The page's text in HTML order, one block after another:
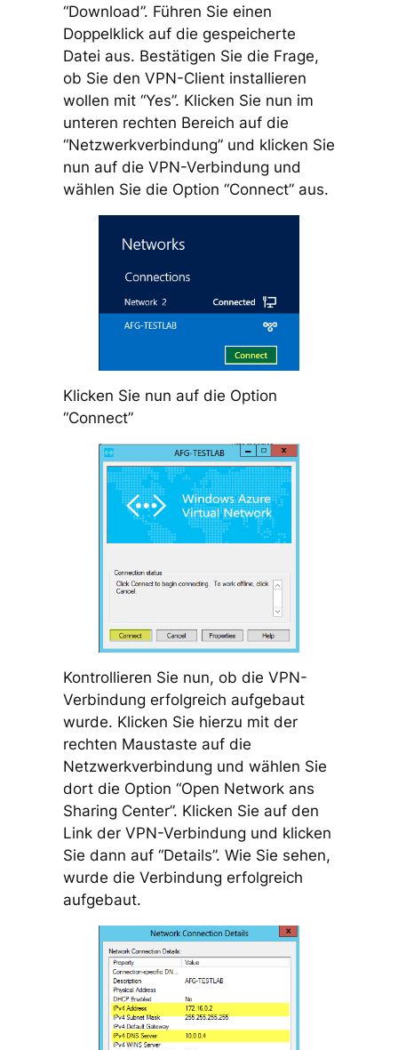
“Download”. Führen Sie einen
Doppelklick auf die gespeicherte
Datei aus. Bestätigen Sie die Frage,
ob Sie den VPN-Client installieren
wollen mit “Yes”. Klicken Sie nun im
unteren rechten Bereich auf die
“Netzwerkverbindung” und klicken Sie
nun auf die VPN-Verbindung und
wählen Sie die Option “Connect” aus.
Klicken Sie nun auf die Option
“Connect”
Kontrollieren Sie nun, ob die VPN-
Verbindung erfolgreich aufgebaut
wurde. Klicken Sie hierzu mit der
rechten Maustaste auf die
Netzwerkverbindung und wählen Sie
dort die Option “Open Network ans
Sharing Center”. Klicken Sie auf den
Link der VPN-Verbindung und klicken
Sie dann auf “Details”. Wie Sie sehen,
wurde die Verbindung erfolgreich
aufgebaut.